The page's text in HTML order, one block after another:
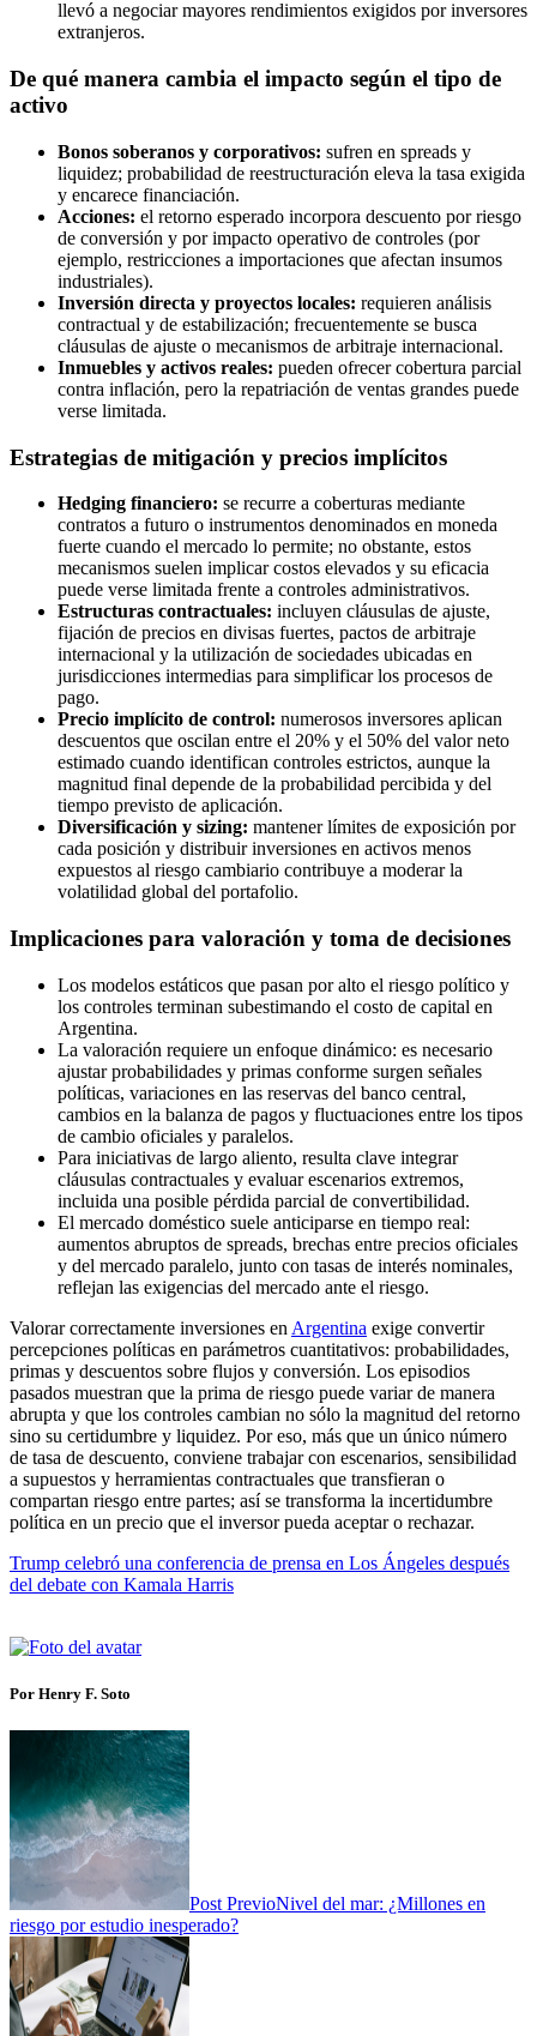
llevó a negociar mayores rendimientos exigidos por inversores
extranjeros.
De qué manera cambia el impacto según el tipo de
activo
Bonos soberanos y corporativos: sufren en spreads y
liquidez; probabilidad de reestructuración eleva la tasa exigida
y encarece financiación.
Acciones: el retorno esperado incorpora descuento por riesgo
de conversión y por impacto operativo de controles (por
ejemplo, restricciones a importaciones que afectan insumos
industriales).
Inversión directa y proyectos locales: requieren análisis
contractual y de estabilización; frecuentemente se busca
cláusulas de ajuste o mecanismos de arbitraje internacional.
Inmuebles y activos reales: pueden ofrecer cobertura parcial
contra inflación, pero la repatriación de ventas grandes puede
verse limitada.
Estrategias de mitigación y precios implícitos
Hedging financiero: se recurre a coberturas mediante
contratos a futuro o instrumentos denominados en moneda
fuerte cuando el mercado lo permite; no obstante, estos
mecanismos suelen implicar costos elevados y su eficacia
puede verse limitada frente a controles administrativos.
Estructuras contractuales: incluyen cláusulas de ajuste,
fijación de precios en divisas fuertes, pactos de arbitraje
internacional y la utilización de sociedades ubicadas en
jurisdicciones intermedias para simplificar los procesos de
pago.
Precio implícito de control: numerosos inversores aplican
descuentos que oscilan entre el 20% y el 50% del valor neto
estimado cuando identifican controles estrictos, aunque la
magnitud final depende de la probabilidad percibida y del
tiempo previsto de aplicación.
Diversificación y sizing: mantener límites de exposición por
cada posición y distribuir inversiones en activos menos
expuestos al riesgo cambiario contribuye a moderar la
volatilidad global del portafolio.
Implicaciones para valoración y toma de decisiones
Los modelos estáticos que pasan por alto el riesgo político y
los controles terminan subestimando el costo de capital en
Argentina.
La valoración requiere un enfoque dinámico: es necesario
ajustar probabilidades y primas conforme surgen señales
políticas, variaciones en las reservas del banco central,
cambios en la balanza de pagos y fluctuaciones entre los tipos
de cambio oficiales y paralelos.
Para iniciativas de largo aliento, resulta clave integrar
cláusulas contractuales y evaluar escenarios extremos,
incluida una posible pérdida parcial de convertibilidad.
El mercado doméstico suele anticiparse en tiempo real:
aumentos abruptos de spreads, brechas entre precios oficiales
y del mercado paralelo, junto con tasas de interés nominales,
reflejan las exigencias del mercado ante el riesgo.
Valorar correctamente inversiones en Argentina exige convertir
percepciones políticas en parámetros cuantitativos: probabilidades,
primas y descuentos sobre flujos y conversión. Los episodios
pasados muestran que la prima de riesgo puede variar de manera
abrupta y que los controles cambian no sólo la magnitud del retorno
sino su certidumbre y liquidez. Por eso, más que un único número
de tasa de descuento, conviene trabajar con escenarios, sensibilidad
a supuestos y herramientas contractuales que transfieran o
compartan riesgo entre partes; así se transforma la incertidumbre
política en un precio que el inversor pueda aceptar o rechazar.
Trump celebró una conferencia de prensa en Los Ángeles después
del debate con Kamala Harris
Por Henry F. Soto
Post PrevioNivel del mar: ¿Millones en
riesgo por estudio inesperado?